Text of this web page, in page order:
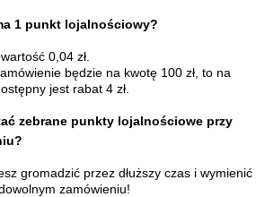
1 punkt lojalnościowy?
0,04 zł.
będzie na kwotę 100 zł, to na
jest rabat 4 zł.
zebrane punkty lojalnościowe przy
gromadzić przez dłuższy czas i wymienić
zamówieniu!